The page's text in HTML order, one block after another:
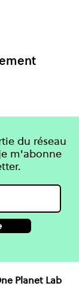
du réseau
m'abonne
Planet Lab